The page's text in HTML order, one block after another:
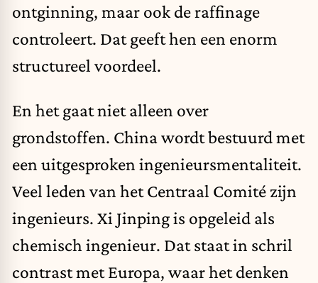
ontginning, maar ook de raffinage
controleert. Dat geeft hen een enorm
structureel voordeel.
En het gaat niet alleen over
grondstoffen. China wordt bestuurd met
een uitgesproken ingenieursmentaliteit.
Veel leden van het Centraal Comité zijn
ingenieurs. Xi Jinping is opgeleid als
chemisch ingenieur. Dat staat in schril
contrast met Europa, waar het denken